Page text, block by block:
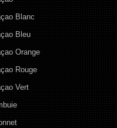
Blanc
Bleu
Orange
Rouge
Vert